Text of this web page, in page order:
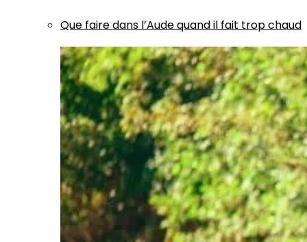
Que faire dans l’Aude quand il fait trop chaud